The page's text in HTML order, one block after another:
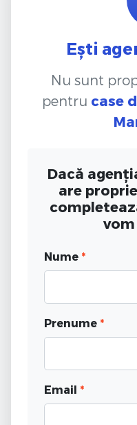
Ești
Nu sunt
pentru case
Dacă
are
Nume *
Prenume *
Email *